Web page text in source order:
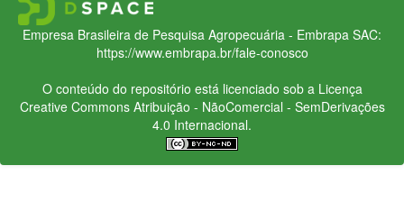
Empresa Brasileira de Pesquisa Agropecuária - Embrapa SAC:
https://www.embrapa.br/fale-conosco
O conteúdo do repositório está licenciado sob a Licença
Creative CommonsAtribuição - NãoComercial - SemDerivações
4.0 Internacional.